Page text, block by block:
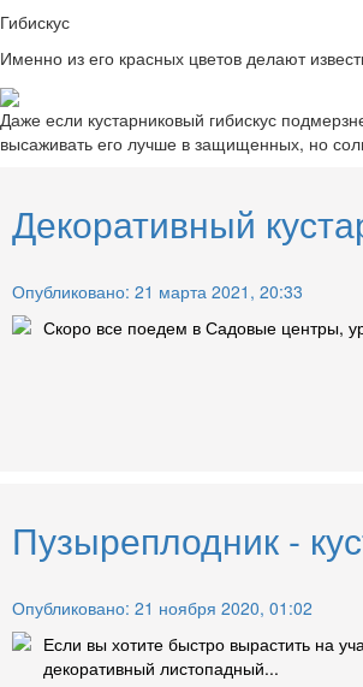
Гибискус
Именно из его красных цветов делают
Даже если кустарниковый гибискус
высаживать его лучше в защищенных, но
Декоративный
Опубликовано: 21 марта 2021, 20:33
Скоро все поедем в Садовые центры,
Пузыреплодник -
Опубликовано: 21 ноября 2020, 01:02
Если вы хотите быстро вырастить на
декоративный листопадный...